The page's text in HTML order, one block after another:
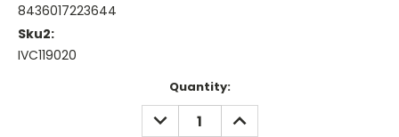
8436017223644
Sku2:
IVC119020
Quantity:
DECREASE
QUANTITY:
INCREASE
QUANTITY: